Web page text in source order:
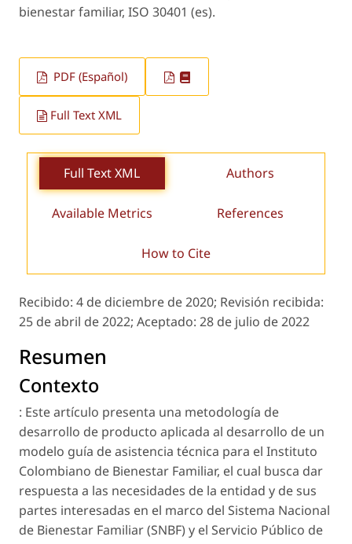
bienestar familiar, ISO 30401 (es).
PDF (Español)
Full Text XML
Full Text XML Authors
Available Metrics References
How to Cite
Recibido: 4 de diciembre de 2020; Revisión recibida:
25 de abril de 2022; Aceptado: 28 de julio de 2022
Resumen
Contexto
: Este artículo presenta una metodología de
desarrollo de producto aplicada al desarrollo de un
modelo guía de asistencia técnica para el Instituto
Colombiano de Bienestar Familiar, el cual busca dar
respuesta a las necesidades de la entidad y de sus
partes interesadas en el marco del Sistema Nacional
de Bienestar Familiar (SNBF) y el Servicio Público de